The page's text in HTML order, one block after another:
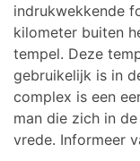
indrukwekkende
kilometer buiten
tempel. Deze
gebruikelijk is in
complex is een
man die zich in
vrede. Informeer